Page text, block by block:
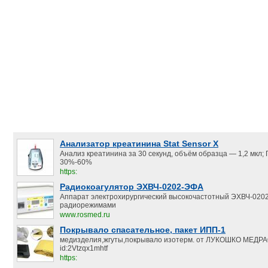
Анализатор креатинина Stat Sensor X
Анализ креатинина за 30 секунд, объём образца — 1,2 мкл;
30%-60%
https:
Радиокоагулятор ЭХВЧ-0202-ЭФА
Аппарат электрохирургический высокочастотный ЭХВЧ-
радиорежимами
www.rosmed.ru
Покрывало спасательное, пакет ИПП-1
медизделия,жгуты,покрывало изотерм. от ЛУКОШКО
id:2Vtzqx1mhtf
https: